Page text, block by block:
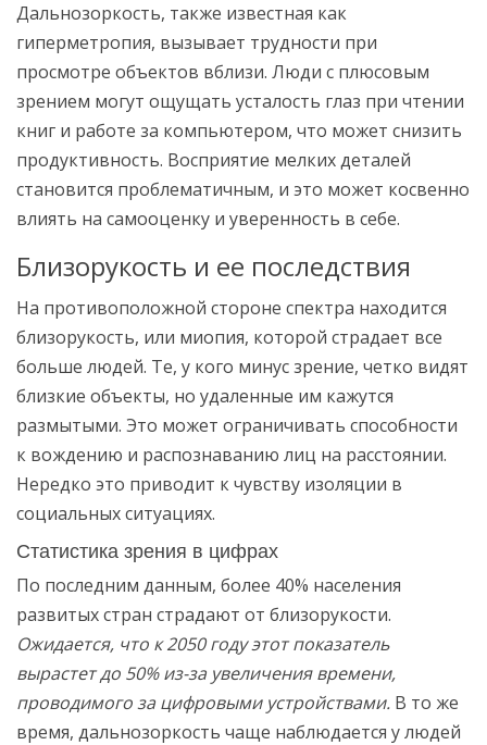
Дальнозоркость, также известная как
гиперметропия, вызывает трудности при
просмотре объектов вблизи. Люди с плюсовым
зрением могут ощущать усталость глаз при чтении
книг и работе за компьютером, что может снизить
продуктивность. Восприятие мелких деталей
становится проблематичным, и это может косвенно
влиять на самооценку и уверенность в себе.
Близорукость и ее последствия
На противоположной стороне спектра находится
близорукость, или миопия, которой страдает все
больше людей. Те, у кого минус зрение, четко видят
близкие объекты, но удаленные им кажутся
размытыми. Это может ограничивать способности
к вождению и распознаванию лиц на расстоянии.
Нередко это приводит к чувству изоляции в
социальных ситуациях.
Статистика зрения в цифрах
По последним данным, более 40% населения
развитых стран страдают от близорукости.
Ожидается, что к 2050 году этот показатель
вырастет до 50% из-за увеличения времени,
проводимого за цифровыми устройствами. В то же
время, дальнозоркость чаще наблюдается у людей